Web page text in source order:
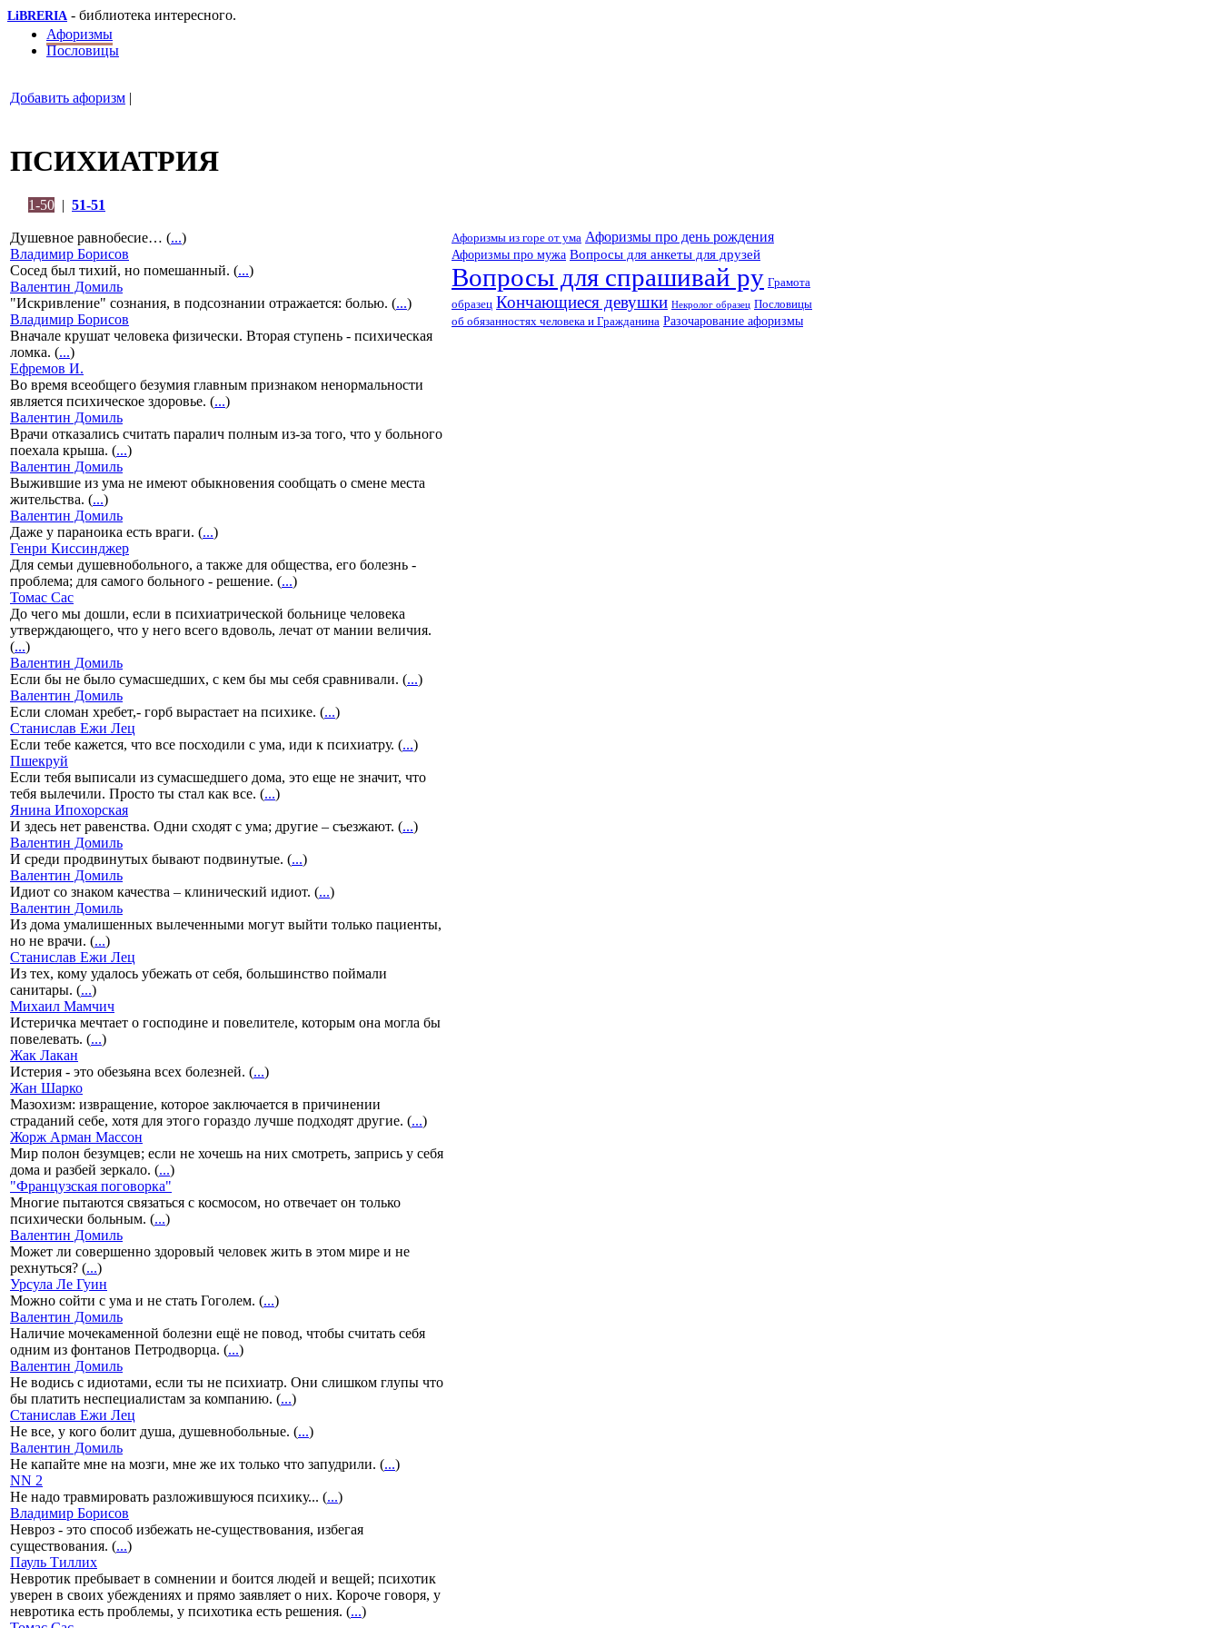
LiBRERIA - библиотека интересного.
Афоризмы
Пословицы
Добавить афоризм |
ПСИХИАТРИЯ
1-50 | 51-51
Душевное равнобесие… (...)
Владимир Борисов
Сосед был тихий, но помешанный. (...)
Валентин Домиль
"Искривление" сознания, в подсознании отражается: болью. (...)
Владимир Борисов
Вначале крушат человека физически. Вторая ступень - психическая
ломка. (...)
Ефремов И.
Во время всеобщего безумия главным признаком ненормальности
является психическое здоровье. (...)
Валентин Домиль
Врачи отказались считать паралич полным из-за того, что у больного
поехала крыша. (...)
Валентин Домиль
Выжившие из ума не имеют обыкновения сообщать о смене места
жительства. (...)
Валентин Домиль
Даже у параноика есть враги. (...)
Генри Киссинджер
Для семьи душевнобольного, а также для общества, его болезнь -
проблема; для самого больного - решение. (...)
Томас Сас
До чего мы дошли, если в психиатрической больнице человека
утверждающего, что у него всего вдоволь, лечат от мании величия.
(...)
Валентин Домиль
Если бы не было сумасшедших, с кем бы мы себя сравнивали. (...)
Валентин Домиль
Если сломан хребет,- горб вырастает на психике. (...)
Станислав Ежи Лец
Если тебе кажется, что все посходили с ума, иди к психиатру. (...)
Пшекруй
Если тебя выписали из сумасшедшего дома, это еще не значит, что
тебя вылечили. Просто ты стал как все. (...)
Янина Ипохорская
И здесь нет равенства. Одни сходят с ума; другие – съезжают. (...)
Валентин Домиль
И среди продвинутых бывают подвинутые. (...)
Валентин Домиль
Идиот со знаком качества – клинический идиот. (...)
Валентин Домиль
Из дома умалишенных вылеченными могут выйти только пациенты,
но не врачи. (...)
Станислав Ежи Лец
Из тех, кому удалось убежать от себя, большинство поймали
санитары. (...)
Михаил Мамчич
Истеричка мечтает о господине и повелителе, которым она могла бы
повелевать. (...)
Жак Лакан
Истерия - это обезьяна всех болезней. (...)
Жан Шарко
Мазохизм: извращение, которое заключается в причинении
страданий себе, хотя для этого гораздо лучше подходят другие. (...)
Жорж Арман Массон
Мир полон безумцев; если не хочешь на них смотреть, запрись у себя
дома и разбей зеркало. (...)
"Французская поговорка"
Многие пытаются связаться с космосом, но отвечает он только
психически больным. (...)
Валентин Домиль
Может ли совершенно здоровый человек жить в этом мире и не
рехнуться? (...)
Урсула Ле Гуин
Можно сойти с ума и не стать Гоголем. (...)
Валентин Домиль
Наличие мочекаменной болезни ещё не повод, чтобы считать себя
одним из фонтанов Петродворца. (...)
Валентин Домиль
Не водись с идиотами, если ты не психиатр. Они слишком глупы что
бы платить неспециалистам за компанию. (...)
Станислав Ежи Лец
Не все, у кого болит душа, душевнобольные. (...)
Валентин Домиль
Не капайте мне на мозги, мне же их только что запудрили. (...)
NN 2
Не надо травмировать разложившуюся психику... (...)
Владимир Борисов
Невроз - это способ избежать не-существования, избегая
существования. (...)
Пауль Тиллих
Невротик пребывает в сомнении и боится людей и вещей; психотик
уверен в своих убеждениях и прямо заявляет о них. Короче говоря, у
невротика есть проблемы, у психотика есть решения. (...)
Афоризмы из горе от ума Афоризмы про день рождения
Афоризмы про мужа Вопросы для анкеты для друзей
Вопросы для спрашивай ру Грамота
образец Кончающиеся девушки Некролог образец Пословицы
об обязанностях человека и Гражданина Разочарование афоризмы